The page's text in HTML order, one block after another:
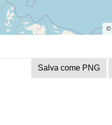
©
Salva come PNG